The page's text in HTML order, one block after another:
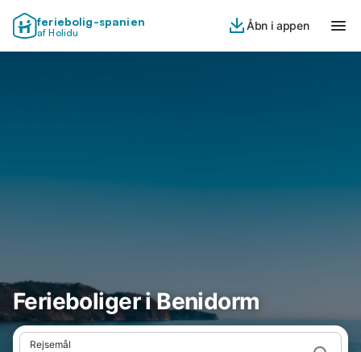
feriebolig-spanien
af Holidu
Åbn i appen
Ferieboliger i Benidorm
Rejsemål